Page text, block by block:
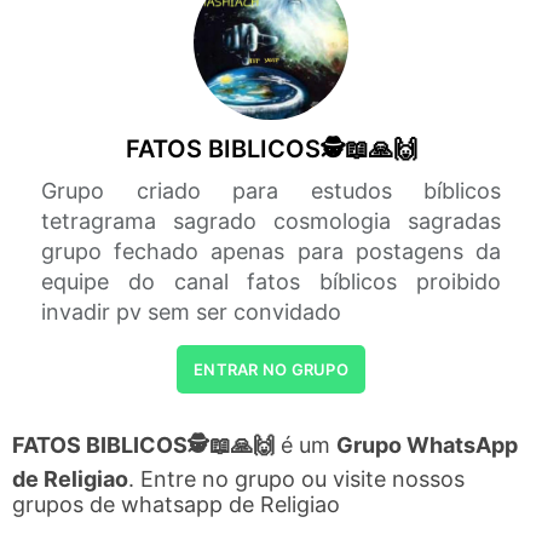
FATOS BIBLICOS🕵📖🙏🙌
Grupo criado para estudos bíblicos
tetragrama sagrado cosmologia sagradas
grupo fechado apenas para postagens da
equipe do canal fatos bíblicos proibido
invadir pv sem ser convidado
ENTRAR NO GRUPO
FATOS BIBLICOS🕵📖🙏🙌 é um Grupo WhatsApp
de Religiao. Entre no grupo ou visite nossos
grupos de whatsapp de Religiao